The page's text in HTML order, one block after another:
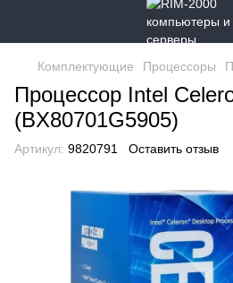
Комплектующие Процессоры
Процессор Intel
(BX80701G5905)
Артикул: 9820791 Оставить отзыв